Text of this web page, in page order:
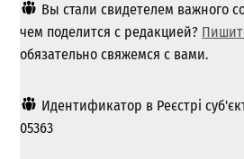
Вы стали свидетелем важного
чем поделится с редакцией?
обязательно свяжемся с вами.
Идентификатор в Реєстрі
05363